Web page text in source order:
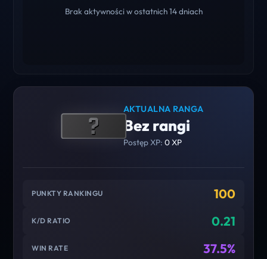
Brak aktywności w ostatnich 14 dniach
AKTUALNA RANGA
Bez rangi
Postęp XP: 0 XP
PUNKTY RANKINGU 100
K/D RATIO 0.21
WIN RATE 37.5%